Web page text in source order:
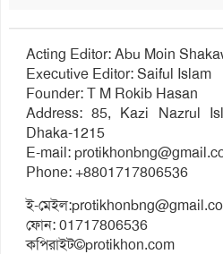
Acting Editor: Abu Moin
Executive Editor: Saiful Islam
Founder: T M Rokib Hasan
Address: 85, Kazi Nazrul
Dhaka-1215
E-mail:
Phone: +8801717806536
ই-মেইল:
ফোন: 01717806536
কপিরাইট©protikhon.com